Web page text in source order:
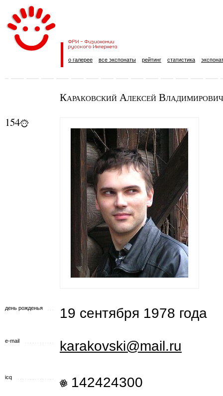
о галерее все экспонаты рейтинг статистика
Караковский Алексей Владимирович
154
день рожденья 19 сентября 1978 года
e-mail karakovski@mail.ru
icq 142424300